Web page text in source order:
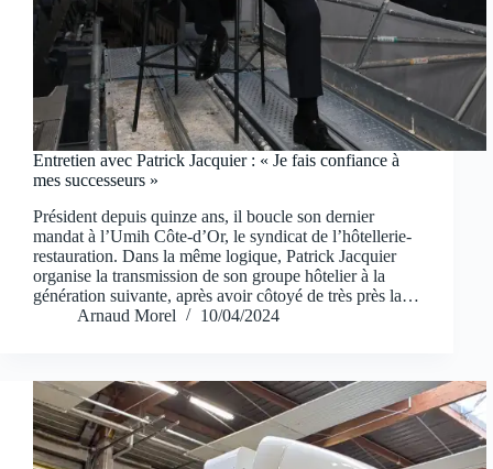
Entretien avec Patrick Jacquier : « Je fais confiance à
mes successeurs »
Président depuis quinze ans, il boucle son dernier
mandat à l’Umih Côte-d’Or, le syndicat de l’hôtellerie-
restauration. Dans la même logique, Patrick Jacquier
organise la transmission de son groupe hôtelier à la
génération suivante, après avoir côtoyé de très près la…
Arnaud Morel
10/04/2024